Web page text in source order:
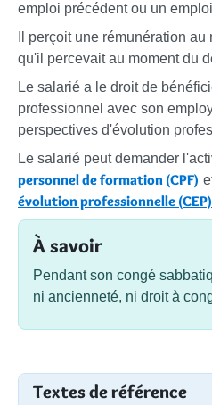
emploi précédent ou un
Il perçoit une rémunération
qu'il percevait au moment du
Le salarié a le droit de
professionnel avec son
perspectives d'évolution
Le salarié peut demander
personnel de formation (CPF)
évolution professionnelle (CEP)
À savoir
Pendant son congé
ni ancienneté, ni droit à
Textes de référence